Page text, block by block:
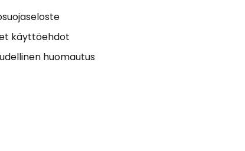
käyttöehdot
huomautus